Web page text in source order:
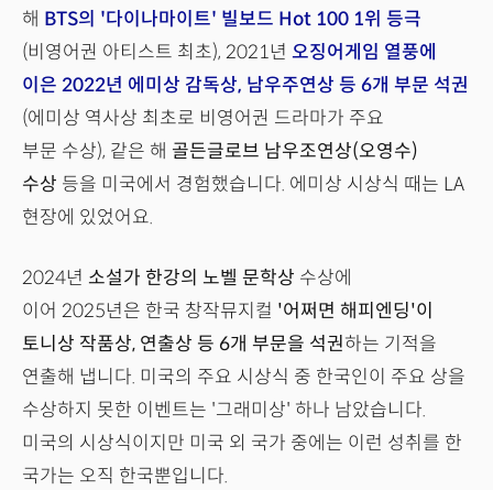
해 BTS의 '다이나마이트' 빌보드 Hot 100 1위 등극
(비영어권 아티스트 최초), 2021년 오징어게임 열풍에
이은 2022년 에미상 감독상, 남우주연상 등 6개 부문 석권
(에미상 역사상 최초로 비영어권 드라마가 주요
부문 수상), 같은 해 골든글로브 남우조연상(오영수)
수상 등을 미국에서 경험했습니다. 에미상 시상식 때는 LA
현장에 있었어요.
2024년 소설가 한강의 노벨 문학상 수상에
이어 2025년은 한국 창작뮤지컬 '어쩌면 해피엔딩'이
토니상 작품상, 연출상 등 6개 부문을 석권하는 기적을
연출해 냅니다. 미국의 주요 시상식 중 한국인이 주요 상을
수상하지 못한 이벤트는 '그래미상' 하나 남았습니다.
미국의 시상식이지만 미국 외 국가 중에는 이런 성취를 한
국가는 오직 한국뿐입니다.